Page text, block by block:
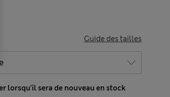
Guide des tailles
lorsqu’il sera de nouveau en stock